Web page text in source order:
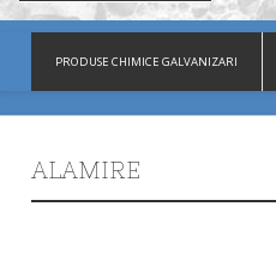
PRODUSE CHIMICE GALVANIZARI
ALAMIRE